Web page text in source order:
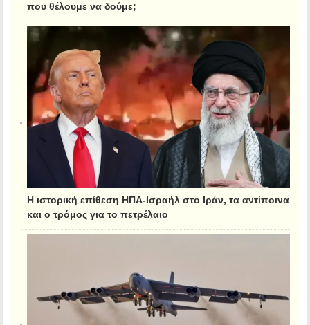
που θέλουμε να δούμε;
Η ιστορική επίθεση ΗΠΑ-Ισραήλ στο Ιράν, τα αντίποινα
και ο τρόμος για το πετρέλαιο